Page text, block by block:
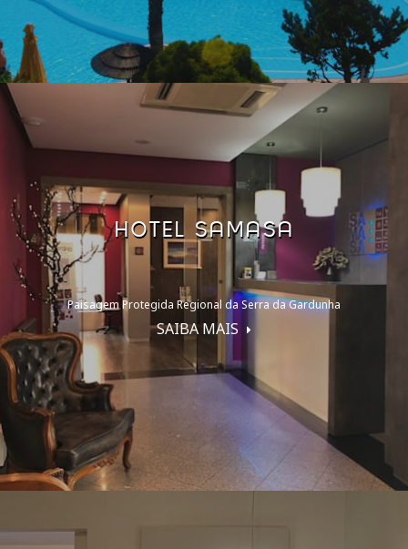
HOTEL SAMASA
Paisagem Protegida Regional da Serra da Gardunha
SAIBA MAIS